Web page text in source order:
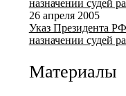
назначении судей
26 апреля 2005
Указ Президента
назначении судей
Материалы